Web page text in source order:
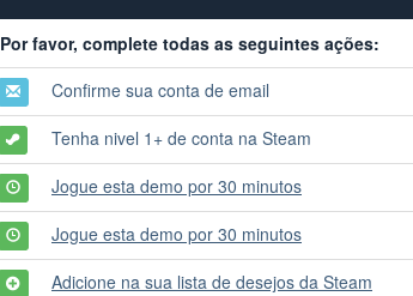
Por favor, complete todas as seguintes ações:
Confirme sua conta de email
Tenha nivel 1+ de conta na Steam
Jogue esta demo por 30 minutos
Jogue esta demo por 30 minutos
Adicione na sua lista de desejos da Steam